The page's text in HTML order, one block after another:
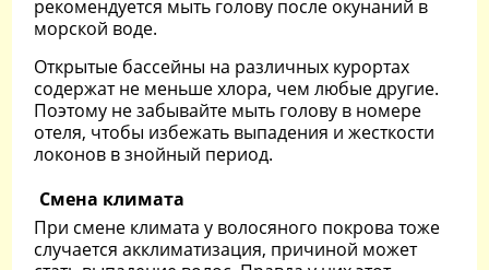
рекомендуется мыть голову после окунаний в
морской воде.
Открытые бассейны на различных курортах
содержат не меньше хлора, чем любые другие.
Поэтому не забывайте мыть голову в номере
отеля, чтобы избежать выпадения и жесткости
локонов в знойный период.
Смена климата
При смене климата у волосяного покрова тоже
случается акклиматизация, причиной может